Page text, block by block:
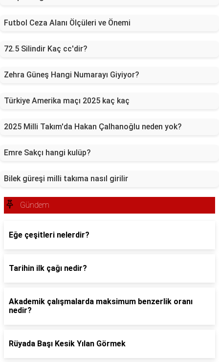
Futbol Ceza Alanı Ölçüleri ve Önemi
72.5 Silindir Kaç cc'dir?
Zehra Güneş Hangi Numarayı Giyiyor?
Türkiye Amerika maçı 2025 kaç kaç
2025 Milli Takım'da Hakan Çalhanoğlu neden yok?
Emre Sakçı hangi kulüp?
Bilek güreşi milli takıma nasıl girilir
Gündem
Eğe çeşitleri nelerdir?
Tarihin ilk çağı nedir?
Akademik çalışmalarda maksimum benzerlik oranı
nedir?
Rüyada Başı Kesik Yılan Görmek